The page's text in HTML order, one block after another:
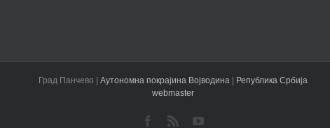
Град Панчево | Аутономна покрајина Војводина | Република Србија
webmaster
Facebook
Rss YouTube